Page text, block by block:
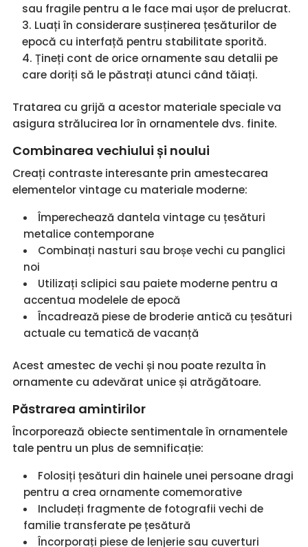
sau fragile pentru a le face mai ușor de prelucrat.
Luați în considerare susținerea țesăturilor de
epocă cu interfață pentru stabilitate sporită.
Țineți cont de orice ornamente sau detalii pe
care doriți să le păstrați atunci când tăiați.
Tratarea cu grijă a acestor materiale speciale va
asigura strălucirea lor în ornamentele dvs. finite.
Combinarea vechiului și noului
Creați contraste interesante prin amestecarea
elementelor vintage cu materiale moderne:
Împerechează dantela vintage cu țesături
metalice contemporane
Combinați nasturi sau broșe vechi cu panglici
noi
Utilizați sclipici sau paiete moderne pentru a
accentua modelele de epocă
Încadrează piese de broderie antică cu țesături
actuale cu tematică de vacanță
Acest amestec de vechi și nou poate rezulta în
ornamente cu adevărat unice și atrăgătoare.
Păstrarea amintirilor
Încorporează obiecte sentimentale în ornamentele
tale pentru un plus de semnificație:
Folosiți țesături din hainele unei persoane dragi
pentru a crea ornamente comemorative
Includeți fragmente de fotografii vechi de
familie transferate pe țesătură
Încorporați piese de lenjerie sau cuverturi